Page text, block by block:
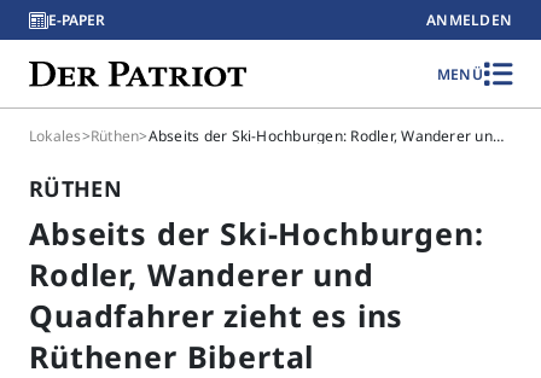
E-PAPER ANMELDEN
MENÜ
Lokales>Rüthen> Abseits der Ski-Hochburgen: Rodler, Wanderer und Quadfahrer zieht es ins Rüthener Bibertal
RÜTHEN
Abseits der Ski-Hochburgen:
Rodler, Wanderer und
Quadfahrer zieht es ins
Rüthener Bibertal